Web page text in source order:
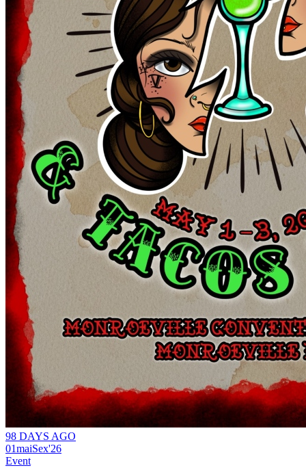
98 DAYS AGO
01maiSex'26
Event